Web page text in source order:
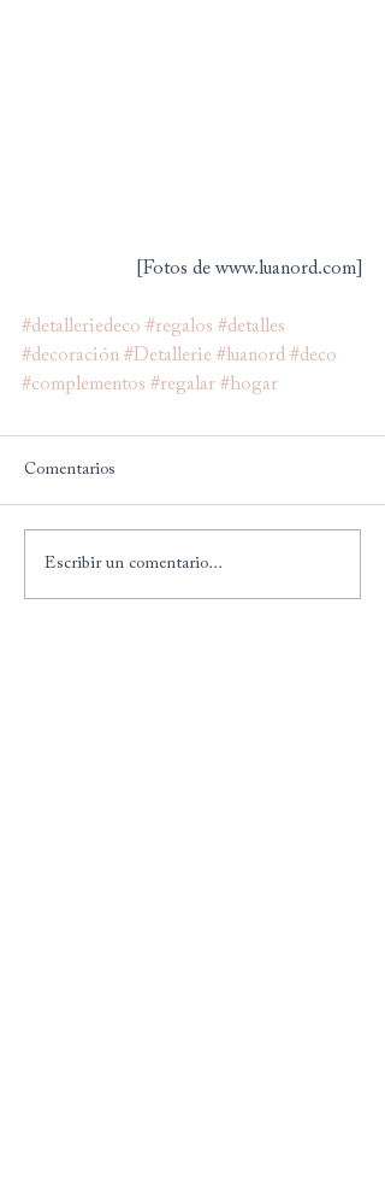
[Fotos de www.luanord.com]
#detalleriedeco #regalos #detalles
#decoración #Detallerie #luanord #deco
#complementos #regalar #hogar
Comentarios
Escribir un comentario...